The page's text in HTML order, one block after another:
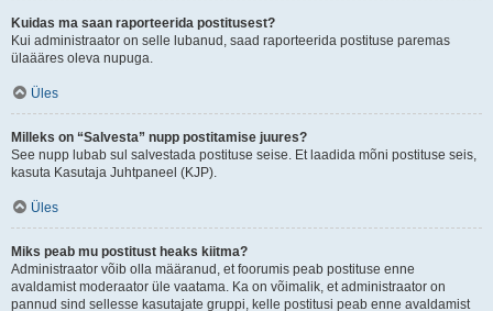
Kuidas ma saan raporteerida postitusest?
Kui administraator on selle lubanud, saad raporteerida postituse paremas
ülaääres oleva nupuga.
Üles
Milleks on “Salvesta” nupp postitamise juures?
See nupp lubab sul salvestada postituse seise. Et laadida mõni postituse seis,
kasuta Kasutaja Juhtpaneel (KJP).
Üles
Miks peab mu postitust heaks kiitma?
Administraator võib olla määranud, et foorumis peab postituse enne
avaldamist moderaator üle vaatama. Ka on võimalik, et administraator on
pannud sind sellesse kasutajate gruppi, kelle postitusi peab enne avaldamist